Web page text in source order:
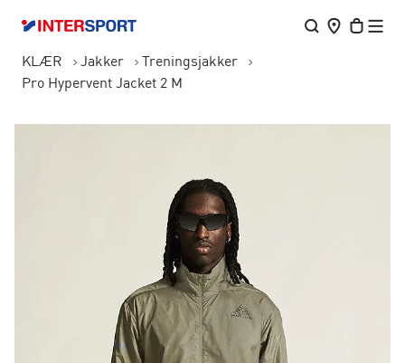
KLÆR Jakker
Treningsjakker
Pro Hypervent Jacket 2 M